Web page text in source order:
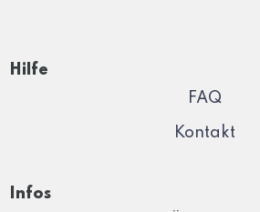
Hilfe
FAQ
Kontakt
Infos